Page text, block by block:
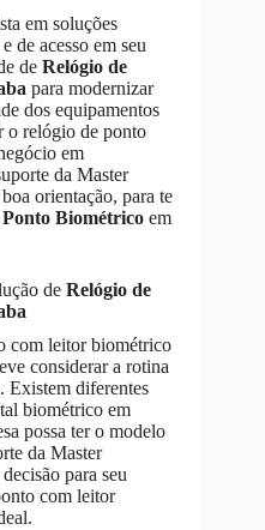
em soluções
de acesso em seu
de Relógio de
para modernizar
dos equipamentos
o relógio de ponto
em
da Master
orientação, para te
Biométrico em
de Relógio de
com leitor biométrico
considerar a rotina
. Existem diferentes
biométrico em
possa ter o modelo
da Master
para seu
com leitor